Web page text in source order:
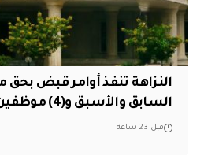
النزاهة تنفذ أوامر قبض بحق
السابق والأسبق و(4) موظفين
قبل 23 ساعة